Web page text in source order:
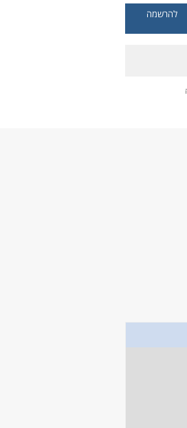
להרשמה